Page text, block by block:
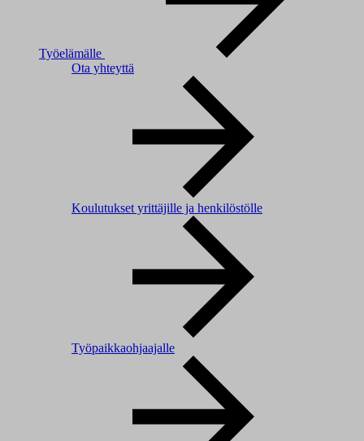
Työelämälle
Ota yhteyttä
Koulutukset yrittäjille ja henkilöstölle
Työpaikkaohjaajalle